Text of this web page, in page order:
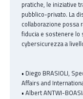
pratiche, le iniziative
pubblico-privato. La
collaborazione possa
fiducia e sostenere lo
cybersicurezza a
• Diego BRASIOLI,
Affairs and
• Albert ANTWI-